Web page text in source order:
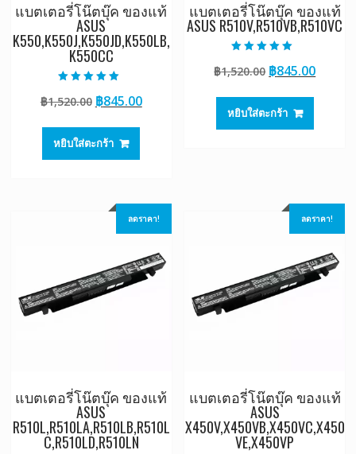
แบตเตอรี่โน๊ตบุ๊ค ของแท้
ASUS
K550,K550J,K550JD,K550LB,
K550CC
5.00
ตั้งแต่ 1-5
฿1,520.00 Original
was:
฿1,520.00.
฿845.00Current
หยิบใส่ตะกร้า
แบตเตอรี่โน๊ตบุ๊ค ของแท้
ASUS R510V,R510VB,R510VC
5.00
ตั้งแต่ 1-5
฿1,520.00 Original
was:
฿1,520.00.
฿845.00
หยิบใส่ตะกร้า
ลดราคา!
แบตเตอรี่โน๊ตบุ๊ค ของแท้
ASUS
R510L,R510LA,R510LB,R510L
C,R510LD,R510LN
ลดราคา!
แบตเตอรี่โน๊ตบุ๊ค ของแท้
ASUS
X450V,X450VB,X450VC,X450
VE,X450VP